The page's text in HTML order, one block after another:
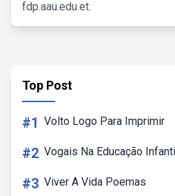
fdp.aau.edu.et.
Top Post
#1 Volto Logo Para Imprimir
#2 Vogais Na Educação
#3 Viver A Vida Poemas